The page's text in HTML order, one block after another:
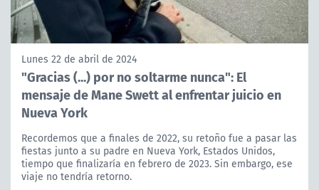
Lunes 22 de abril de 2024
"Gracias (...) por no soltarme nunca": El
mensaje de Mane Swett al enfrentar juicio en
Nueva York
Recordemos que a finales de 2022, su retoño fue a pasar las
fiestas junto a su padre en Nueva York, Estados Unidos,
tiempo que finalizaría en febrero de 2023. Sin embargo, ese
viaje no tendría retorno.